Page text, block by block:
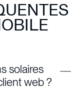
solaires
web ?